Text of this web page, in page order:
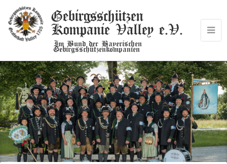
Gebirgsschützen
Kompanie Valley e.V.
Im Bund der Bayerischen
Gebirgsschützenkompanien